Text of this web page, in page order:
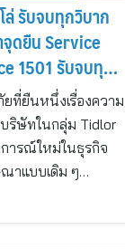
รับจบทุกวิบาก
จุดยืน Service
1501 รับจบทุก
ยที่ยืนหนึ่งเรื่องความ
บริษัทในกลุ่ม Tidlor
ารณ์ใหม่ในธุรกิจ
าแบบเดิม ๆ…